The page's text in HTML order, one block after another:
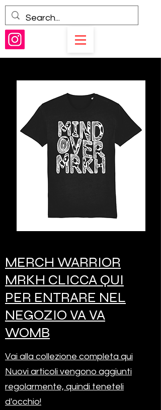
MERCH WARRIOR
MRKH CLICCA QUI
PER ENTRARE NEL
NEGOZIO VA VA
WOMB
Vai alla collezione completa qui
Nuovi articoli vengono aggiunti
regolarmente, quindi teneteli
d'occhio!